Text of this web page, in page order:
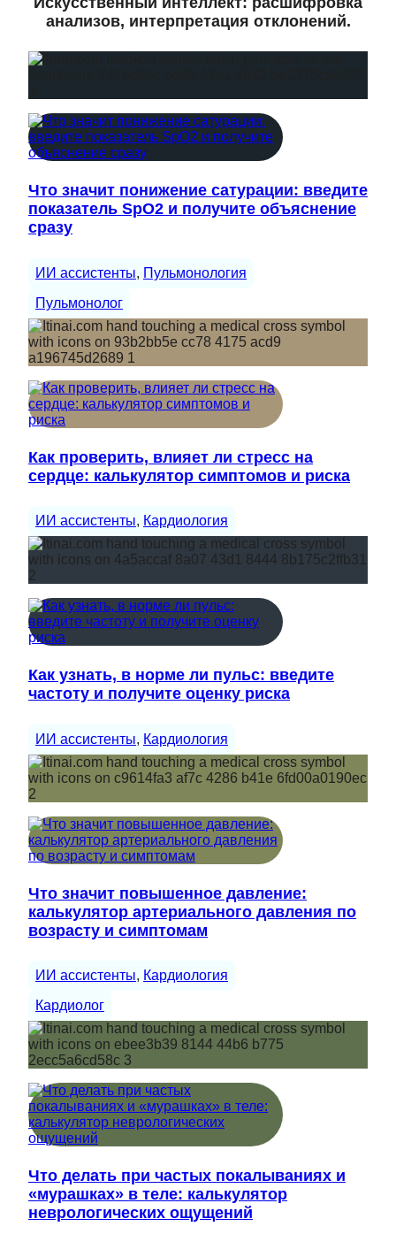
анализов, интерпретация отклонений.
Что значит понижение сатурации: введите
показатель SpO2 и получите объяснение
сразу
ИИ ассистенты, Пульмонология
Пульмонолог
Как проверить, влияет ли стресс на
сердце: калькулятор симптомов и риска
ИИ ассистенты, Кардиология
Как узнать, в норме ли пульс: введите
частоту и получите оценку риска
ИИ ассистенты, Кардиология
Что значит повышенное давление:
калькулятор артериального давления по
возрасту и симптомам
ИИ ассистенты, Кардиология
Кардиолог
Что делать при частых покалываниях и
«мурашках» в теле: калькулятор
неврологических ощущений